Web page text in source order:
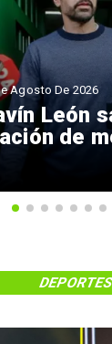
León
de
Agosto De 2026
DEPORTES